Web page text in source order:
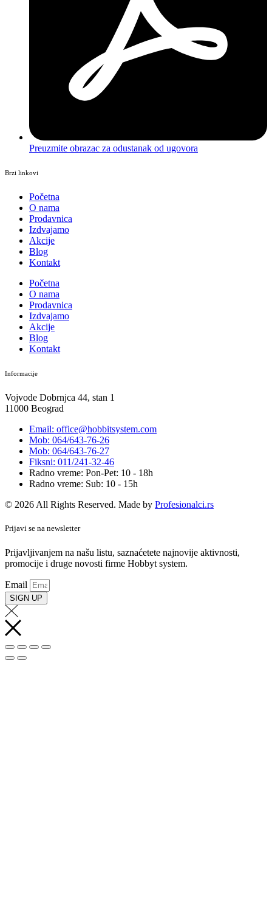
Preuzmite obrazac za odustanak od ugovora
Brzi linkovi
Početna
O nama
Prodavnica
Izdvajamo
Akcije
Blog
Kontakt
Početna
O nama
Prodavnica
Izdvajamo
Akcije
Blog
Kontakt
Informacije
Vojvode Dobrnjca 44, stan 1
11000 Beograd
Email: office@hobbitsystem.com
Mob: 064/643-76-26
Mob: 064/643-76-27
Fiksni: 011/241-32-46
Radno vreme: Pon-Pet: 10 - 18h
Radno vreme: Sub: 10 - 15h
© 2026 All Rights Reserved. Made by Profesionalci.rs
Prijavi se na newsletter
Prijavljivanjem na našu listu, saznaćetete najnovije aktivnosti,
promocije i druge novosti firme Hobbyt system.
Email
SIGN UP